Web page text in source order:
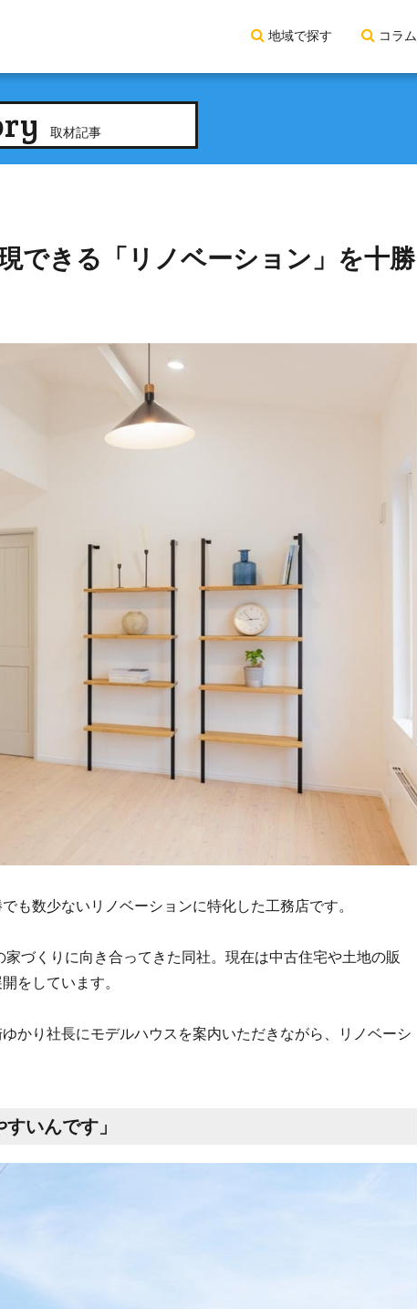
地域で探す コラム
取材記事
できる「リノベーション」を十勝
も数少ないリノベーションに特化した工務店です。
づくりに向き合ってきた同社。現在は中古住宅や土地の販
をしています。
かり社長にモデルハウスを案内いただきながら、リノベーシ
いんです」